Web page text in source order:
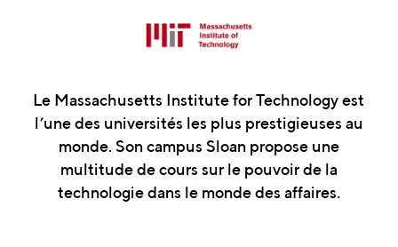
Le Massachusetts Institute for Technology est
l’une des universités les plus prestigieuses au
monde. Son campus Sloan propose une
multitude de cours sur le pouvoir de la
technologie dans le monde des affaires.